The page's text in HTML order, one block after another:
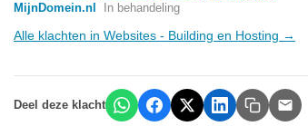
MijnDomein.nl In behandeling
Alle klachten in Websites - Building en Hosting →
Deel deze klacht